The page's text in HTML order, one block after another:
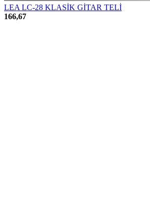
LEA LC-28 KLASİK GİTAR TELİ
166,67